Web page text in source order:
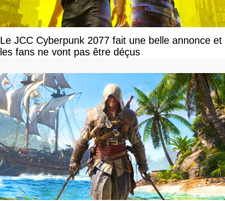
Le JCC Cyberpunk 2077 fait une belle annonce et
les fans ne vont pas être déçus